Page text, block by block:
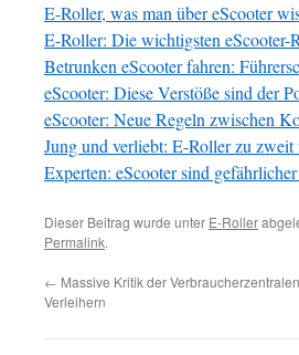
E-Roller, was man über eScooter
E-Roller: Die wichtigsten
Betrunken eScooter fahren:
eScooter: Diese Verstöße sind der
eScooter: Neue Regeln zwischen
Jung und verliebt: E-Roller zu zweit
Experten: eScooter sind
Dieser Beitrag wurde unter E-Roller
Permalink.
← Massive Kritik der
Verleihern